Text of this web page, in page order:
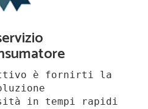
è fornirti la
in tempi rapidi